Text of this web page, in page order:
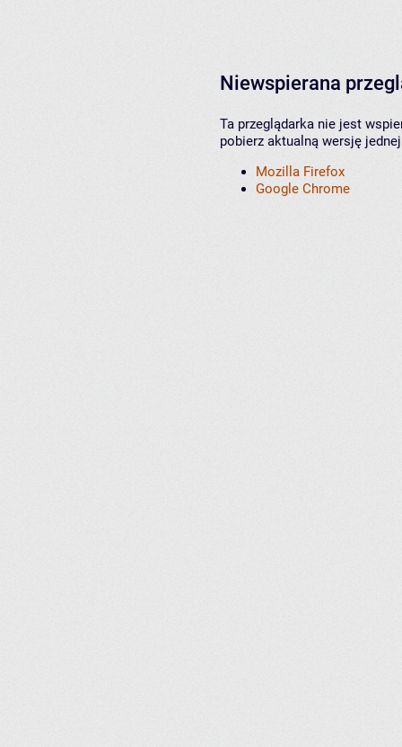
Niewspierana
Ta przeglądarka nie jest
pobierz aktualną wersję
Mozilla Firefox
Google Chrome